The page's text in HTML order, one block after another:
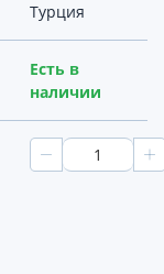
Турция
Есть в
наличии